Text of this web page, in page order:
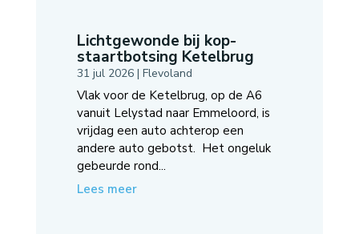
Lichtgewonde bij kop-
staartbotsing Ketelbrug
31 jul 2026| Flevoland
Vlak voor de Ketelbrug, op de A6
vanuit Lelystad naar Emmeloord, is
vrijdag een auto achterop een
andere auto gebotst. Het ongeluk
gebeurde rond...
Lees meer